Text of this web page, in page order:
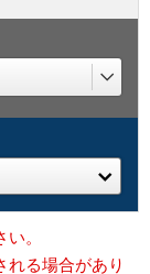
。
れる場合があり